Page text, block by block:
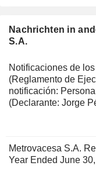
Nachrichten in
S.A.
Notificaciones de
(Reglamento de
notificación:
(Declarante: Jorge
Metrovacesa S.A.
Year Ended June